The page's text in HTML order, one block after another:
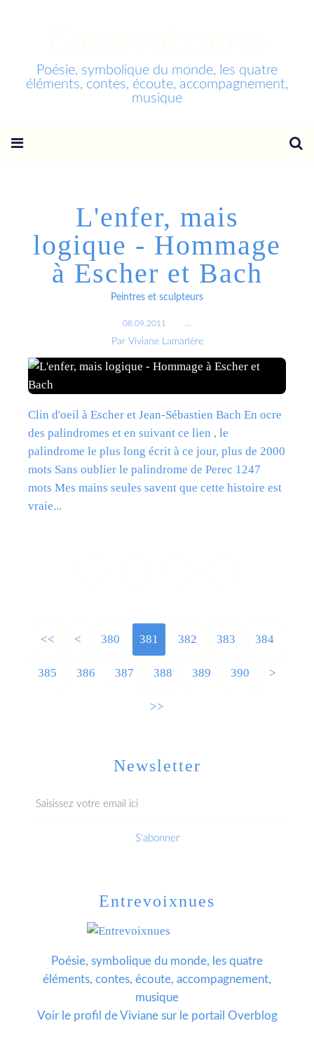
Poésie, symbolique du monde, les quatre
éléments, contes, écoute, accompagnement,
musique
L'enfer, mais
logique - Hommage
à Escher et Bach
Peintres et sculpteurs
08.09.2011
Par Viviane Lamarlère
Clin d'oeil à Escher et Jean-Sébastien Bach En ocre
des palindromes et en suivant ce lien , le
palindrome le plus long écrit à ce jour, plus de 2000
mots Sans oublier le palindrome de Perec 1247
mots Mes mains seules savent que cette histoire est
vraie...
<< < 300
310
320
330
340
350
360
370
380 381 382 383 384
385 386 387 388 389 390 400
500
600
700
800
900
1000
1100
1200
>
>>
Newsletter
Entrevoixnues
Poésie, symbolique du monde, les quatre
éléments, contes, écoute, accompagnement,
musique
Voir le profil deVivianesur le portail Overblog